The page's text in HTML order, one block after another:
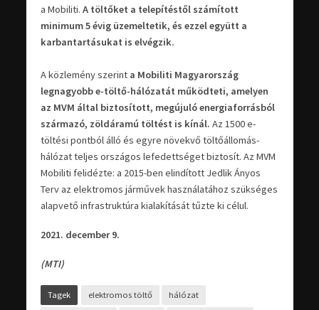
a Mobiliti. A töltőket a telepítéstől számított
minimum 5 évig üzemeltetik, és ezzel együtt a
karbantartásukat is elvégzik.
A közlemény szerint a Mobiliti Magyarország
legnagyobb e-töltő-hálózatát működteti, amelyen
az MVM által biztosított, megújuló energiaforrásból
származó, zöldáramú töltést is kínál. Az 1500 e-
töltési pontból álló és egyre növekvő töltőállomás-
hálózat teljes országos lefedettséget biztosít. Az MVM
Mobiliti felidézte: a 2015-ben elindított Jedlik Ányos
Terv az elektromos járművek használatához szükséges
alapvető infrastruktúra kialakítását tűzte ki célul.
2021. december 9.
(MTI)
Tagek elektromos töltő hálózat